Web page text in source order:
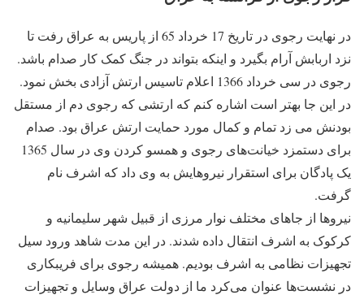
در نهایت رجوی در تاریخ 17 خرداد 65 از پاریس به عراق رفت تا
نزد اربابش آرام بگیرد و اینکه بتواند در جنگ کمک کار صدام باشد.
رجوی در سی خرداد 1366 اعلام تاسیس ارتش آزادی بخش نمود.
در این جا بهتر است اشاره کنم که ارتشی که رجوی دم از مستقل
بودنش می زد تمام و کمال مورد حمایت ارتش عراق بود. صدام
برای دستمزد خیانت‌های رجوی و همسو کردن وی در سال 1365
یک پادگان برای استقرار نیروهایش به وی داد که اشرف نام
گرفت.
نیروها از جاهای مختلف نوار مرزی از قبیل شهر سلیمانیه و
کرکوک به اشرف انتقال داده شدند. در این مدت شاهد ورود سیل
تجهیزات نظامی به اشرف بودیم. همیشه رجوی برای فریبکاری
در نشست‌ها عنوان می‌کرد ما از دولت عراق وسایل و تجهیزات